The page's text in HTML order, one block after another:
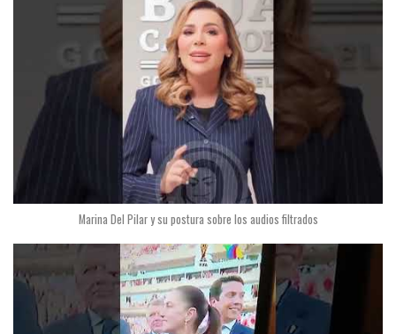
Marina Del Pilar y su postura sobre los audios filtrados